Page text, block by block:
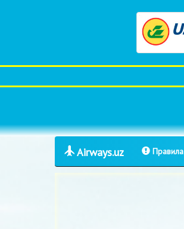
Airways.uz Правила